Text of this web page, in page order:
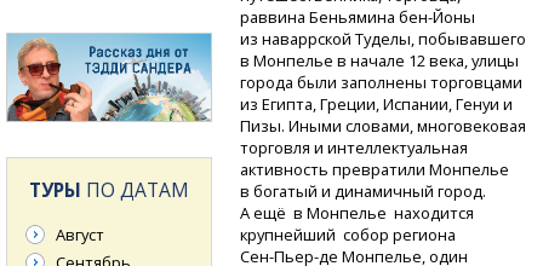
раввина Беньяминабен-Йоны
из наваррской Туделы, побывавшего
в Монпелье в начале 12 века, улицы
города были заполнены торговцами
из Египта, Греции, Испании, Генуи и
Пизы. Иными словами, многовековая
торговля и интеллектуальная
активность превратили Монпелье
в богатый и динамичный город.
А ещё в Монпелье находится
крупнейший собор региона
Сен-Пьер-де Монпелье, один
ТУРЫ ПО ДАТАМ
Август